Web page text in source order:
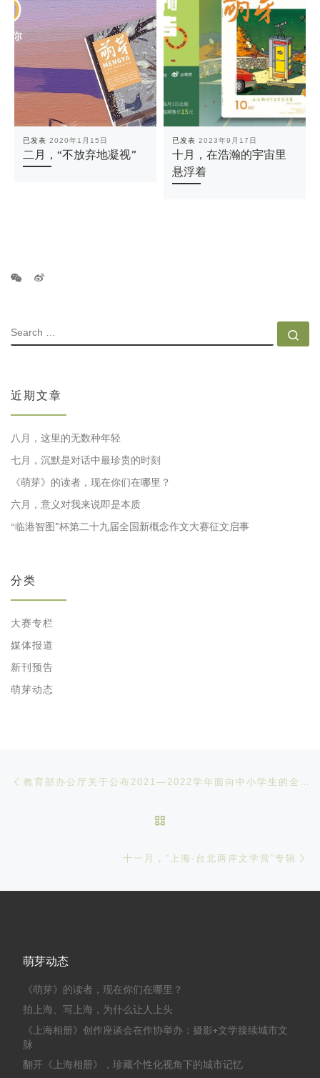
已发表 2020年1月15日
二月，“不放弃地凝视”
已发表 2023年9月17日
十月，在浩瀚的宇宙里
悬浮着
SEARCH
近期文章
八月，这里的无数种年轻
七月，沉默是对话中最珍贵的时刻
《萌芽》的读者，现在你们在哪里？
六月，意义对我来说即是本质
“临港智图”杯第二十九届全国新概念作文大赛征文启事
分类
大赛专栏
媒体报道
新刊预告
萌芽动态
文章导航
十一月，“上海-台北两岸文学营”专辑
萌芽动态
《萌芽》的读者，现在你们在哪里？
拍上海、写上海，为什么让人上头
《上海相册》创作座谈会在作协举办：摄影+文学接续城市文
脉
翻开《上海相册》，珍藏个性化视角下的城市记忆